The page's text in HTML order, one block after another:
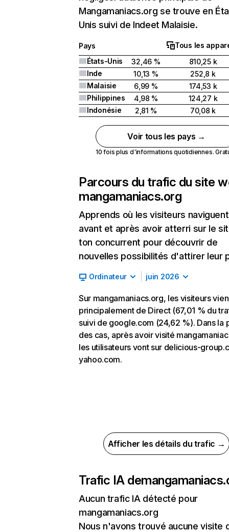
Mangamaniacs.org se trouve en
Unis suivi de Indeet Malaisie.
Pays
Tous les
États-Unis
32,46 %
810,25 k
Inde
10,13 %
252,8 k
Malaisie
6,99 %
174,53 k
Philippines
4,98 %
124,27 k
Indonésie
2,81 % 70,08 k
Voir tous les pays →
10 fois plus d'informations quotidiennes.
Parcours du trafic du site
mangamaniacs.org
Apprends où les visiteurs naviguent
avant et après avoir atterri sur le
ton concurrent pour découvrir de
nouvelles possibilités d'attirer leur
Ordinateur juin 2026
Sur mangamaniacs.org, les visiteurs
principalement de Direct (67,01 % du
suivi de google.com (24,62 %). Dans la
des cas, après avoir visité
les utilisateurs vont sur delicious-
yahoo.com.
Afficher les détails du trafic →
Trafic IA de
Aucun trafic IA détecté pour
mangamaniacs.org
Nous n'avons trouvé aucune visite